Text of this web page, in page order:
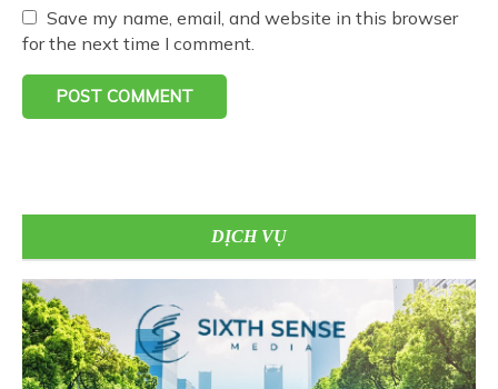
Save my name, email, and website in this browser
for the next time I comment.
DỊCH VỤ